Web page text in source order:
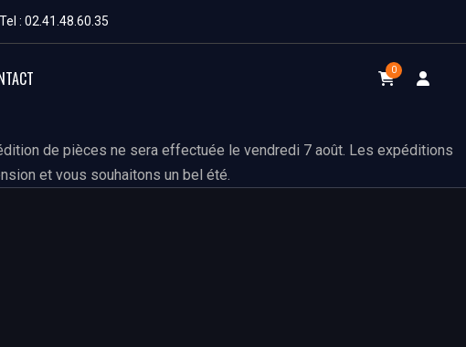
Tel : 02.41.48.60.35
0
de pièces ne sera effectuée le vendredi 7 août. Les expéditions
et vous souhaitons un bel été.